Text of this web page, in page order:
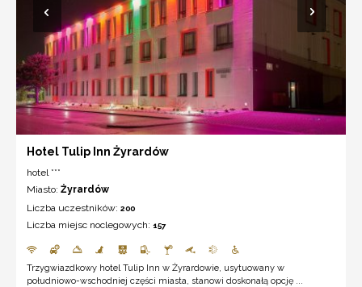
Hotel Tulip Inn Żyrardów
hotel ***
Miasto: Żyrardów
Liczba uczestników: 200
Liczba miejsc noclegowych: 157
Trzygwiazdkowy hotel Tulip Inn w Żyrardowie, usytuowany w
południowo-wschodniej części miasta, stanowi doskonałą opcję ...